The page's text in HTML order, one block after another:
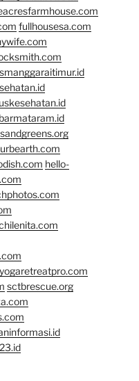
fullhousesa.com
hello-
yogaretreatpro.com
sctbrescue.org